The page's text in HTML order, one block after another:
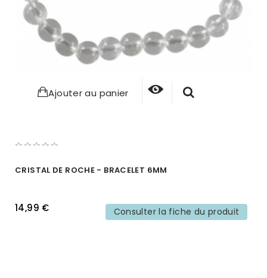
Ajouter au panier
CRISTAL DE ROCHE - BRACELET 6MM
14,99 € Consulter la fiche du produit